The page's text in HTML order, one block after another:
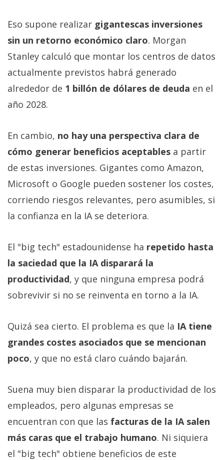
Eso supone realizar gigantescas inversiones
sin un retorno económico claro. Morgan
Stanley calculó que montar los centros de datos
actualmente previstos habrá generado
alrededor de 1 billón de dólares de deuda en el
año 2028.
En cambio, no hay una perspectiva clara de
cómo generar beneficios aceptables a partir
de estas inversiones. Gigantes como Amazon,
Microsoft o Google pueden sostener los costes,
corriendo riesgos relevantes, pero asumibles, si
la confianza en la IA se deteriora.
El "big tech" estadounidense ha repetido hasta
la saciedad que la IA disparará la
productividad, y que ninguna empresa podrá
sobrevivir si no se reinventa en torno a la IA.
Quizá sea cierto. El problema es que la IA tiene
grandes costes asociados que se mencionan
poco, y que no está claro cuándo bajarán.
Suena muy bien disparar la productividad de los
empleados, pero algunas empresas se
encuentran con que las facturas de la IA salen
más caras que el trabajo humano. Ni siquiera
el "big tech" obtiene beneficios de este